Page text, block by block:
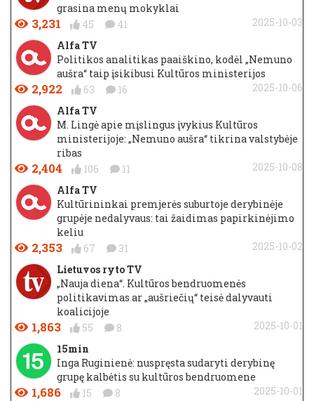
grasina menų mokyklai
3,231 45 41
2025-10-03
Alfa TV
Politikos analitikas paaiškino, kodėl „Nemuno
aušra“ taip įsikibusi Kultūros ministerijos
2,922 63 16
2025-10-06
Alfa TV
M. Lingė apie mįslingus įvykius Kultūros
ministerijoje: „Nemuno aušra“ tikrina valstybėje
ribas
2,404 106 11
2025-10-08
Alfa TV
Kultūrininkai premjerės suburtoje derybinėje
grupėje nedalyvaus: tai žaidimas papirkinėjimo
keliu
2,353 67 31
2025-10-02
Lietuvos ryto TV
„Nauja diena“. Kultūros bendruomenės
politikavimas ar „aušriečių“ teisė dalyvauti
koalicijoje
1,863 55 8
2025-10-01
15min
Inga Ruginienė: nuspręsta sudaryti derybinę
grupę kalbėtis su kultūros bendruomene
1,686 15 8
2025-10-01